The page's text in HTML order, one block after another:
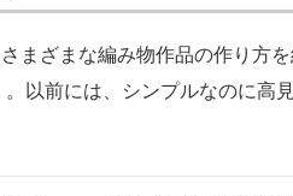
まざまな編み物作品の作り方
。以前には、シンプルなのに高